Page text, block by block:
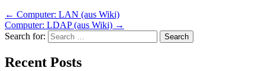
← Computer: LAN (aus Wiki)
Computer: LDAP (aus Wiki) →
Search for:
Recent Posts